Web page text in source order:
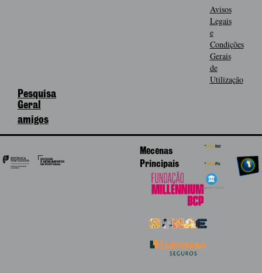
Avisos
Legais
e
Condições
Gerais
de
Utilização
Pesquisa
Geral
amigos
Mecenas
Principais